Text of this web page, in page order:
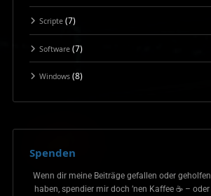
Scripte(7)
Software(7)
Windows(8)
Spenden
Wenn dir meine Beiträge gefallen oder geholfen
haben, spendier mir doch ’nen Kaffee ☕ – oder